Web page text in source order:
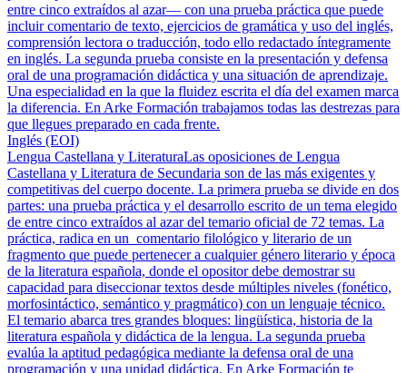
entre cinco extraídos al azar— con una prueba práctica que puede
incluir comentario de texto, ejercicios de gramática y uso del inglés,
comprensión lectora o traducción, todo ello redactado íntegramente
en inglés. La segunda prueba consiste en la presentación y defensa
oral de una programación didáctica y una situación de aprendizaje.
Una especialidad en la que la fluidez escrita el día del examen marca
la diferencia. En Arke Formación trabajamos todas las destrezas para
que llegues preparado en cada frente.
Inglés (EOI)
Lengua Castellana y LiteraturaLas oposiciones de Lengua
Castellana y Literatura de Secundaria son de las más exigentes y
competitivas del cuerpo docente. La primera prueba se divide en dos
partes: una prueba práctica y el desarrollo escrito de un tema elegido
de entre cinco extraídos al azar del temario oficial de 72 temas. La
práctica, radica en un comentario filológico y literario de un
fragmento que puede pertenecer a cualquier género literario y época
de la literatura española, donde el opositor debe demostrar su
capacidad para diseccionar textos desde múltiples niveles (fonético,
morfosintáctico, semántico y pragmático) con un lenguaje técnico.
El temario abarca tres grandes bloques: lingüística, historia de la
literatura española y didáctica de la lengua. La segunda prueba
evalúa la aptitud pedagógica mediante la defensa oral de una
programación y una unidad didáctica. En Arke Formación te